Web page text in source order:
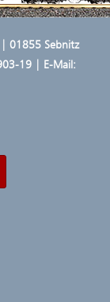
| 01855 Sebnitz
19 | E-Mail: